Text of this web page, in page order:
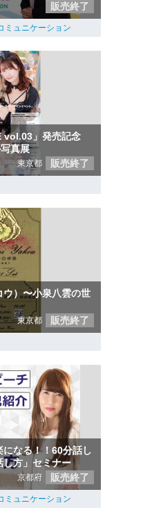
販売終了
ミュニケーション
vol.03」発売記念
真展
東京都 販売終了
）〜小泉八雲の世
東京都 販売終了
なる！！60分話し
し方」セミナー
京都府 販売終了
ミュニケーション